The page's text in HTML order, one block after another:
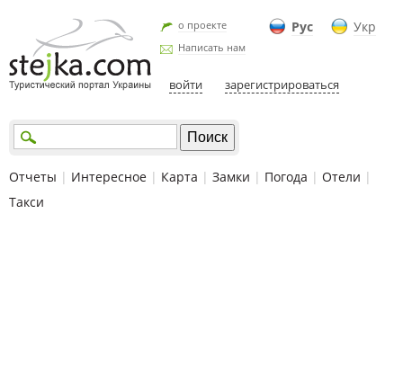
Рус Укр
о проекте
Написать нам
войти зарегистрироваться
Отчеты | Интересное | Карта | Замки | Погода | Отели |
Такси